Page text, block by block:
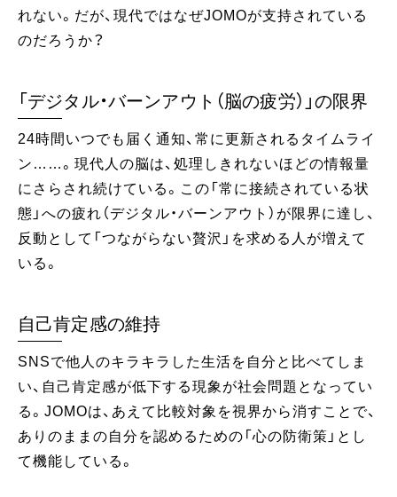
れない。だが、現代ではなぜJOMOが支持されている
のだろうか？
「デジタル・バーンアウト（脳の疲労）」の限界
24時間いつでも届く通知、常に更新されるタイムライ
ン……。現代人の脳は、処理しきれないほどの情報量
にさらされ続けている。この「常に接続されている状
態」への疲れ（デジタル・バーンアウト）が限界に達し、
反動として「つながらない贅沢」を求める人が増えて
いる。
自己肯定感の維持
SNSで他人のキラキラした生活を自分と比べてしま
い、自己肯定感が低下する現象が社会問題となってい
る。JOMOは、あえて比較対象を視界から消すことで、
ありのままの自分を認めるための「心の防衛策」とし
て機能している。